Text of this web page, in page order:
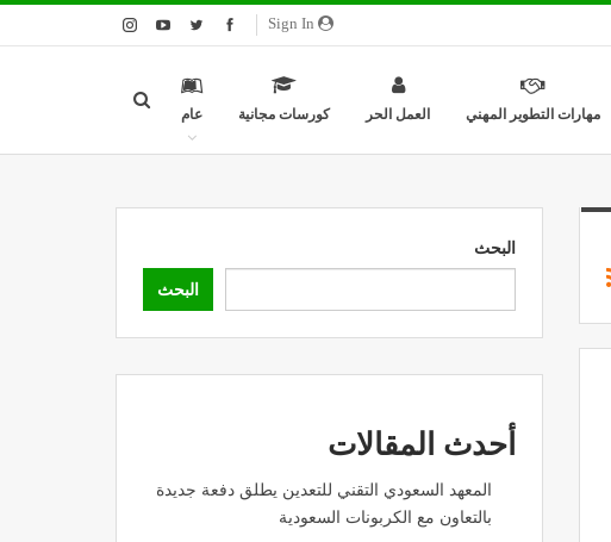
مهارات التطوير المهني العمل الحر كورسات مجانية عام
البحث
البحث
أحدث المقالات
المعهد السعودي التقني للتعدين يطلق دفعة جديدة
بالتعاون مع الكربونات السعودية